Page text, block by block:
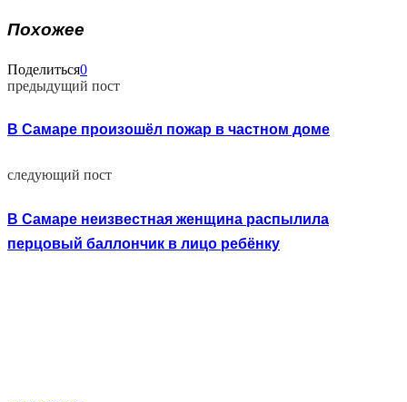
Похожее
Поделиться0
предыдущий пост
В Самаре произошёл пожар в частном доме
следующий пост
В Самаре неизвестная женщина распылила
перцовый баллончик в лицо ребёнку